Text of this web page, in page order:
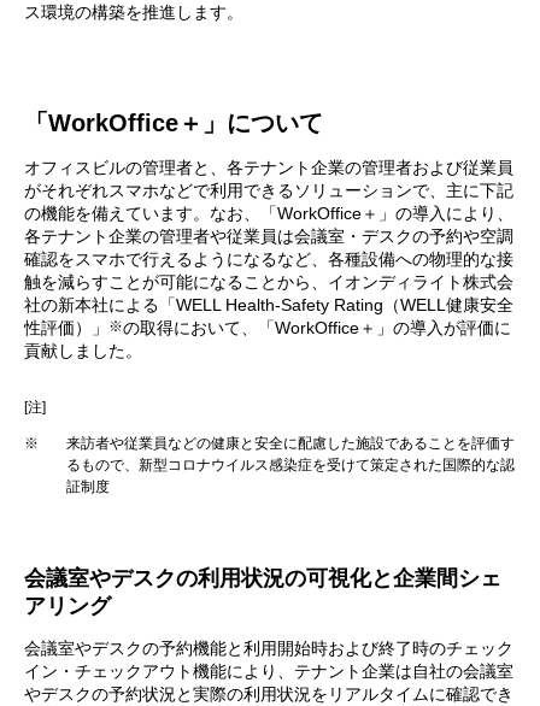
ス環境の構築を推進します。
「WorkOffice＋」について
オフィスビルの管理者と、各テナント企業の管理者および従業員
がそれぞれスマホなどで利用できるソリューションで、主に下記
の機能を備えています。なお、「WorkOffice＋」の導入により、
各テナント企業の管理者や従業員は会議室・デスクの予約や空調
確認をスマホで行えるようになるなど、各種設備への物理的な接
触を減らすことが可能になることから、イオンディライト株式会
社の新本社による「WELL Health-Safety Rating（WELL健康安全
性評価）」
※の取得において、「WorkOffice＋」の導入が評価に
貢献しました。
[注]
※
来訪者や従業員などの健康と安全に配慮した施設であることを評価す
るもので、新型コロナウイルス感染症を受けて策定された国際的な認
証制度
会議室やデスクの利用状況の可視化と企業間シェ
アリング
会議室やデスクの予約機能と利用開始時および終了時のチェック
イン・チェックアウト機能により、テナント企業は自社の会議室
やデスクの予約状況と実際の利用状況をリアルタイムに確認でき